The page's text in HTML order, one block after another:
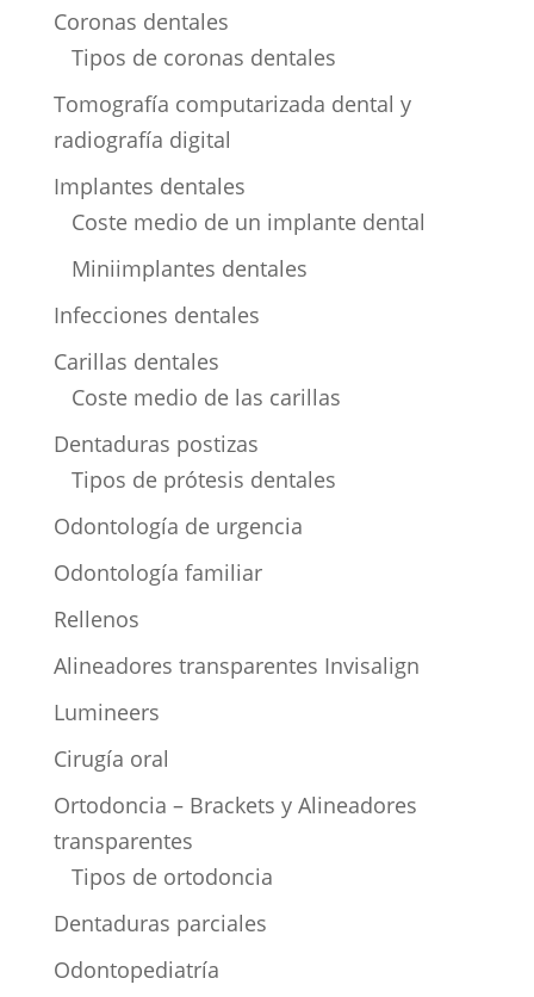
Coronas dentales
Tipos de coronas dentales
Tomografía computarizada dental y
radiografía digital
Implantes dentales
Coste medio de un implante dental
Miniimplantes dentales
Infecciones dentales
Carillas dentales
Coste medio de las carillas
Dentaduras postizas
Tipos de prótesis dentales
Odontología de urgencia
Odontología familiar
Rellenos
Alineadores transparentes Invisalign
Lumineers
Cirugía oral
Ortodoncia – Brackets y Alineadores
transparentes
Tipos de ortodoncia
Dentaduras parciales
Odontopediatría